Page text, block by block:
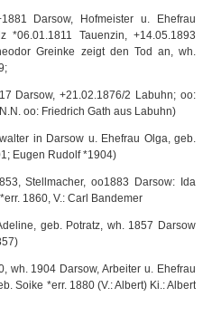
Darsow, Hofmeister u. Ehefrau
*06.01.1811 Tauenzin, +14.05.1893
Greinke zeigt den Tod an, wh.
Darsow, +21.02.1876/2 Labuhn; oo:
oo: Friedrich Gath aus Labuhn)
in Darsow u. Ehefrau Olga, geb.
Eugen Rudolf *1904)
Stellmacher, oo1883 Darsow: Ida
1860, V.: Carl Bandemer
geb. Potratz, wh. 1857 Darsow
wh. 1904 Darsow, Arbeiter u. Ehefrau
Soike *err. 1880 (V.: Albert) Ki.: Albert